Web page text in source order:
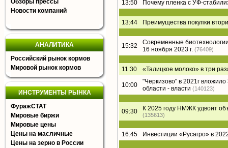
Обзоры прессы
Новости компаний
АНАЛИТИКА
Российский рынок кормов
Мировой рынок кормов
ИНСТРУМЕНТЫ РЫНКА
ФуражСТАТ
Мировые биржи
Мировые цены
Цены на масличные
Цены на зерно в России
13:50 Почему пленка с УФ-
13:44 Преимущества покупки
15:32
Современные
16 ноября 2023 г. (76409)
11:30 «Талицкое молоко» в три
10:00
"Черкизово" в 2021г
области - власти (140123)
09:30 К 2025 году НМЖК удвоит
(135613)
16:45 Инвестиции «Русагро» в